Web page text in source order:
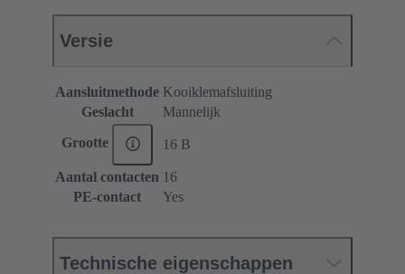
Versie
Aansluitmethode Kooiklemafsluiting
Geslacht
Mannelijk
Grootte 16 B
Aantal contacten 16
PE-contact
Yes
Technische eigenschappen